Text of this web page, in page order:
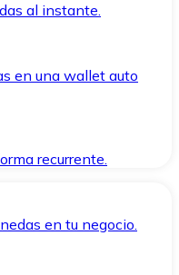
al instante.
en una wallet auto
recurrente.
en tu negocio.